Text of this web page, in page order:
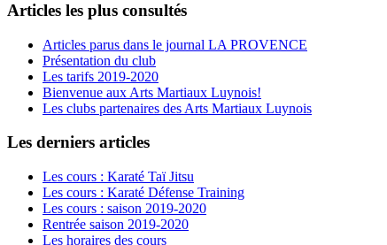
Articles les plus consultés
Articles parus dans le journal LA PROVENCE
Présentation du club
Les tarifs 2019-2020
Bienvenue aux Arts Martiaux Luynois!
Les clubs partenaires des Arts Martiaux Luynois
Les derniers articles
Les cours : Karaté Taï Jitsu
Les cours : Karaté Défense Training
Les cours : saison 2019-2020
Rentrée saison 2019-2020
Les horaires des cours